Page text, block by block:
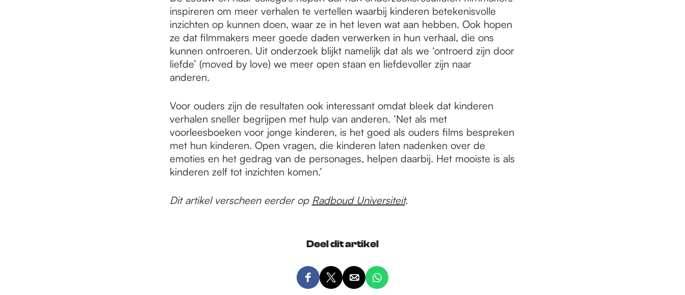
inspireren om meer verhalen te vertellen waarbij kinderen betekenisvolle
inzichten op kunnen doen, waar ze in het leven wat aan hebben. Ook hopen
ze dat filmmakers meer goede daden verwerken in hun verhaal, die ons
kunnen ontroeren. Uit onderzoek blijkt namelijk dat als we ‘ontroerd zijn door
liefde’ (moved by love) we meer open staan en liefdevoller zijn naar
anderen.
Voor ouders zijn de resultaten ook interessant omdat bleek dat kinderen
verhalen sneller begrijpen met hulp van anderen. ‘Net als met
voorleesboeken voor jonge kinderen, is het goed als ouders films bespreken
met hun kinderen. Open vragen, die kinderen laten nadenken over de
emoties en het gedrag van de personages, helpen daarbij. Het mooiste is als
kinderen zelf tot inzichten komen.’
Dit artikel verscheen eerder op Radboud Universiteit.
Deel dit artikel
D
D
D
D